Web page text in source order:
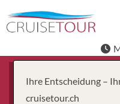
Ihre Entscheidung –
cruisetour.ch